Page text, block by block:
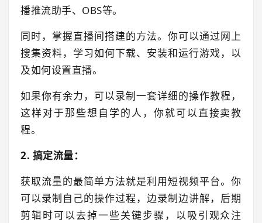
播推流助手、OBS等。
同时，掌握直播间搭建的方法。你可以通过网上
搜集资料，学习如何下载、安装和运行游戏，以
及如何设置直播。
如果你有余力，可以录制一套详细的操作教程，
这样对于那些想自学的人，你就可以直接卖教
程。
2. 搞定流量：
获取流量的最简单方法就是利用短视频平台。你
可以录制自己的操作过程，边录制边讲解，后期
剪辑时可以去掉一些关键步骤，以吸引观众注